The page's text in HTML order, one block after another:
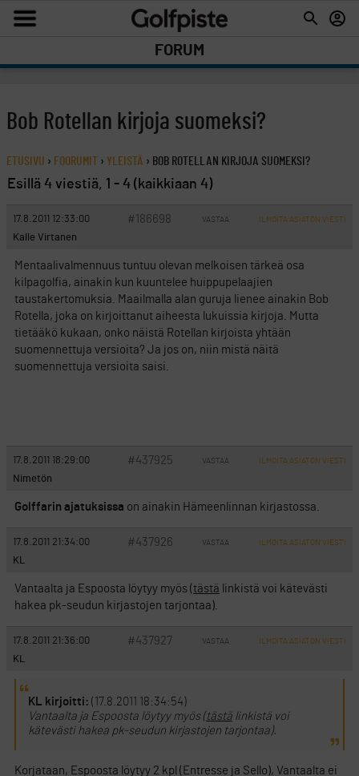
FORUM
Bob Rotellan kirjoja suomeksi?
ETUSIVU › FOORUMIT › YLEISTÄ › BOB ROTELLAN KIRJOJA SUOMEKSI?
Esillä 4 viestiä, 1 - 4 (kaikkiaan 4)
17.8.2011 12:33:00 #186698 VASTAA ILMOITA ASIATON VIESTI
Kalle Virtanen
Mentaalivalmennuus tuntuu olevan melkoisen tärkeä osa
kilpagolfia, ainakin kun kuuntelee huippupelaajien
taustakertomuksia. Maailmalla alan guruja lienee ainakin Bob
Rotella, joka on kirjoittanut aiheesta lukuissia kirjoja. Mutta
tietääkö kukaan, onko näistä Rotellan kirjoista yhtään
suomennettuja versioita? Ja jos on, niin mistä näitä
suomennettuja versioita saisi.
17.8.2011 18:29:00 #437925 VASTAA ILMOITA ASIATON VIESTI
Nimetön
Golffarin ajatuksissa on ainakin Hämeenlinnan kirjastossa.
17.8.2011 21:34:00 #437926 VASTAA ILMOITA ASIATON VIESTI
KL
Vantaalta ja Espoosta löytyy myös (tästä linkistä voi kätevästi
hakea pk-seudun kirjastojen tarjontaa).
17.8.2011 21:36:00 #437927 VASTAA ILMOITA ASIATON VIESTI
KL
KL kirjoitti: (17.8.2011 18:34:54)
Vantaalta ja Espoosta löytyy myös (tästä linkistä voi
kätevästi hakea pk-seudun kirjastojen tarjontaa).
Korjataan, Espoosta löytyy 2 kpl (Entresse ja Sello), Vantaalta ei